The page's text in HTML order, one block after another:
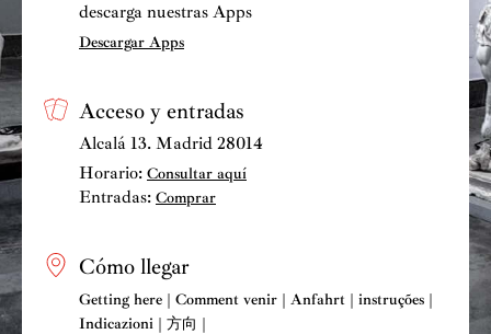
descarga nuestras Apps
Descargar Apps
Acceso y entradas
Alcalá 13. Madrid 28014
Horario: Consultar aquí
Entradas: Comprar
Cómo llegar
Getting here | Comment venir | Anfahrt | instruções |
Indicazioni | 方向 |